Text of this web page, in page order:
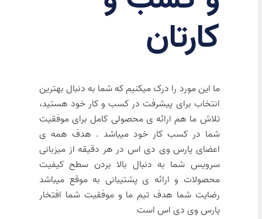
کارتان
ما این مورد را درک میکنیم که شما به دنبال بهترین
انتخاب برای پیشرفت در کسب و کار خود هستید،
تلاش ما هم ارائه ی محصولی کامل برای موفقیت
شما در کسب کار خود میباشد . هدف همه ی
اعضای پارس وی دی اس در هر دقیقه از میزبانی
سرویس شما به دنبال بالا بردن سطح کیفیت
محصولات و ارائه ی پشتیبانی به موقع میباشد
رضایت شما هدف تیم ما و موفقیت شما افتخار
پارس وی دی اس است